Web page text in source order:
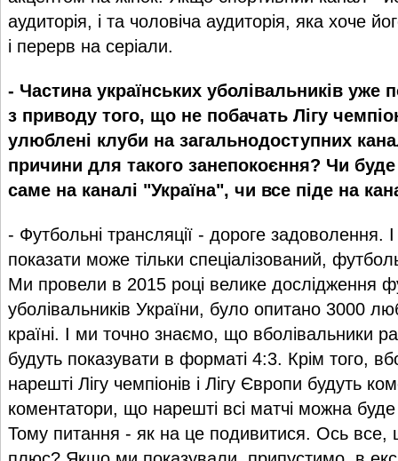
аудиторія, і та чоловіча аудиторія, яка хоче
і перерв на серіали.
- Частина українських уболівальників уже
з приводу того, що не побачать Лігу
улюблені клуби на загальнодоступних
причини для такого занепокоєння? Чи буде
саме на каналі "Україна", чи все піде на
- Футбольні трансляції - дороге задоволення.
показати може тільки спеціалізований,
Ми провели в 2015 році велике дослідження
уболівальників України, було опитано 3000
країні. І ми точно знаємо, що вболівальники
будуть показувати в форматі 4:3. Крім того,
нарешті Лігу чемпіонів і Лігу Європи будуть
коментатори, що нарешті всі матчі можна
Тому питання - як на це подивитися. Ось